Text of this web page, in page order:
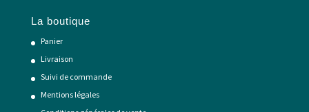
La boutique
Panier
Livraison
Suivi de commande
Mentions légales